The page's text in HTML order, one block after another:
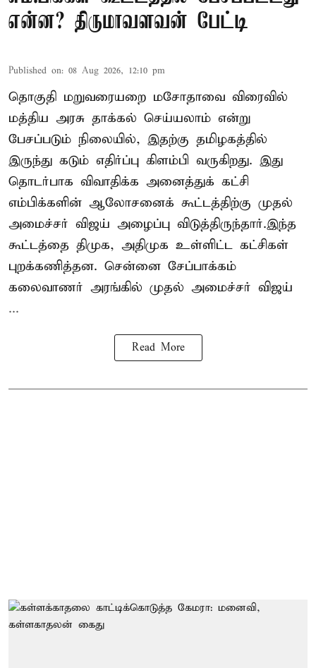
என்ன? திருமாவளவன் பேட்டி
Published on: 08 Aug 2026, 12:10 pm
தொகுதி மறுவரையறை மசோதாவை விரைவில்
மத்திய அரசு தாக்கல் செய்யலாம் என்று
பேசப்படும் நிலையில், இதற்கு தமிழகத்தில்
இருந்து கடும் எதிர்ப்பு கிளம்பி வருகிறது. இது
தொடர்பாக விவாதிக்க அனைத்துக் கட்சி
எம்பிக்களின் ஆலோசனைக் கூட்டத்திற்கு முதல்
அமைச்சர் விஜய் அழைப்பு விடுத்திருந்தார்.இந்த
கூட்டத்தை திமுக, அதிமுக உள்ளிட்ட கட்சிகள்
புறக்கணித்தன. சென்னை சேப்பாக்கம்
கலைவாணர் அரங்கில் முதல் அமைச்சர் விஜய்
...
Read More